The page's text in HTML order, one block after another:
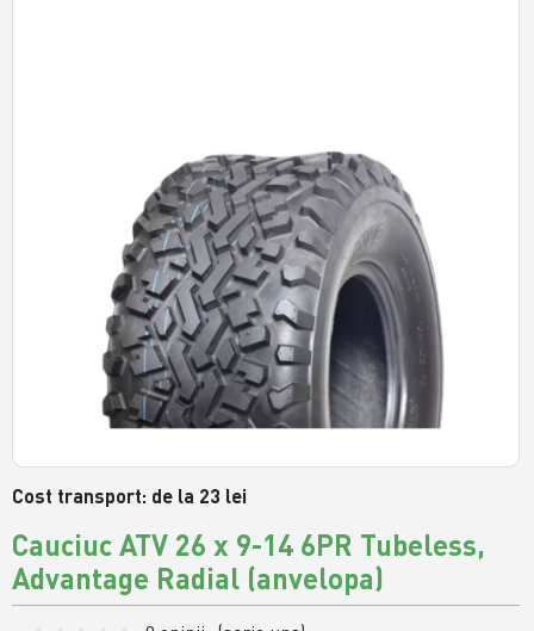
Cost transport: de la 23 lei
Cauciuc ATV 26 x 9-14 6PR Tubeless,
Advantage Radial (anvelopa)